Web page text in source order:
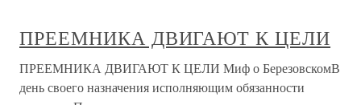
ПРЕЕМНИКА ДВИГАЮТ К ЦЕЛИ
ПРЕЕМНИКА ДВИГАЮТ К ЦЕЛИ Миф о БерезовскомВ
день своего назначения исполняющим обязанности